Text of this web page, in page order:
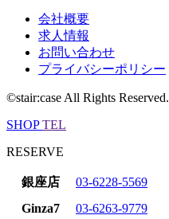
会社概要
求人情報
お問い合わせ
プライバシーポリシー
©stair:case All Rights Reserved.
SHOPTEL
RESERVE
銀座店
03-6228-5569
Ginza7
03-6263-9779